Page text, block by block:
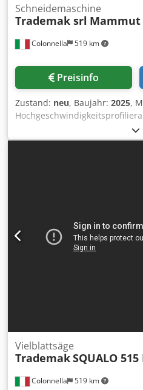
Colonnella 519 km
Schneidemaschine
Trademak srl Mammut
Preisinfo
Zustand: neu, Baujahr: 2025,
mm Durchmesser), für die
und Triestbalken, Brettern im
Halbfertigprodukten für
Fräserdurchmesser mm 300
mt/min. 5 - 70
Colonnella 519 km
Vielblattsäge
TrademakSQUALO 515